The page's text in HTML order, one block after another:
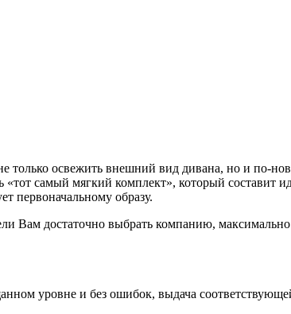
только освежить внешний вид дивана, но и по-
самый мягкий комплект», который составит
первоначальному образу.
Вам достаточно выбрать компанию,
уровне и без ошибок, выдача